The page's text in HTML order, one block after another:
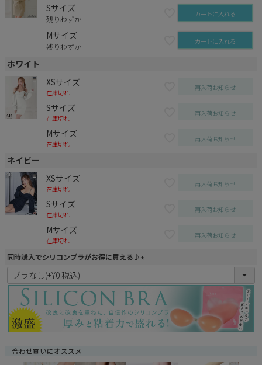
Sサイズ
残りわずか カートに入れる
Mサイズ
残りわずか カートに入れる
ホワイト
XSサイズ
在庫切れ
再入荷お知らせ
Sサイズ
在庫切れ
再入荷お知らせ
Mサイズ
在庫切れ
再入荷お知らせ
ネイビー
XSサイズ
在庫切れ
再入荷お知らせ
Sサイズ
在庫切れ
再入荷お知らせ
Mサイズ
在庫切れ
再入荷お知らせ
同時購入でシリコンブラがお得に買える♪
(
須
)
合わせ買いにオススメ